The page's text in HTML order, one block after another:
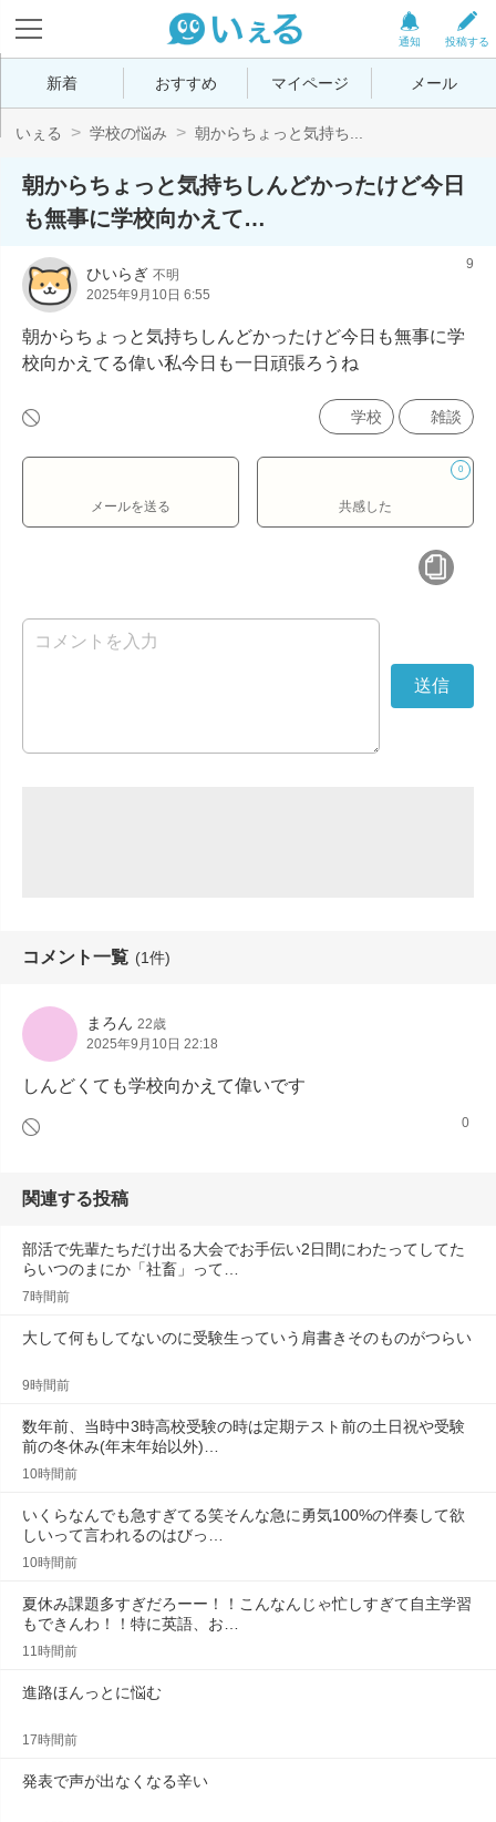
投稿する
通知
新着 おすすめ マイページ メール
いぇる 学校の悩み 朝からちょっと気持ち...
朝からちょっと気持ちしんどかったけど今日
も無事に学校向かえて…
ひいらぎ 不明
2025年9月10日 6:55
9
朝からちょっと気持ちしんどかったけど今日も無事に学
校向かえてる偉い私今日も一日頑張ろうね
学校 雑談
メールを送る
0
共感した
コメント一覧 (1件)
まろん 22歳
2025年9月10日 22:18
しんどくても学校向かえて偉いです
0
関連する投稿
部活で先輩たちだけ出る大会でお手伝い2日間にわたってしてた
らいつのまにか「社畜」って…
7時間前
大して何もしてないのに受験生っていう肩書きそのものがつらい
9時間前
数年前、当時中3時高校受験の時は定期テスト前の土日祝や受験
前の冬休み(年末年始以外)…
10時間前
いくらなんでも急すぎてる笑そんな急に勇気100%の伴奏して欲
しいって言われるのはびっ…
10時間前
夏休み課題多すぎだろーー！！こんなんじゃ忙しすぎて自主学習
もできんわ！！特に英語、お…
11時間前
進路ほんっとに悩む
17時間前
発表で声が出なくなる辛い